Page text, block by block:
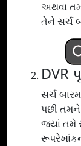
અથવા
તેને સર્ચ
DVR
સર્ચ
પછી તમને
જ્યાં તમે